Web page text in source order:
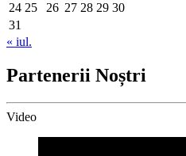
24 25 26 27 28 29 30
31
« iul.
Partenerii Noștri
Video